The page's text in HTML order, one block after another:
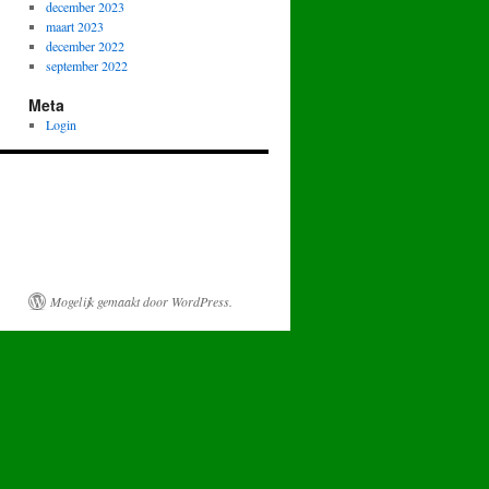
december 2023
maart 2023
december 2022
september 2022
Meta
Login
Mogelijk gemaakt door WordPress.